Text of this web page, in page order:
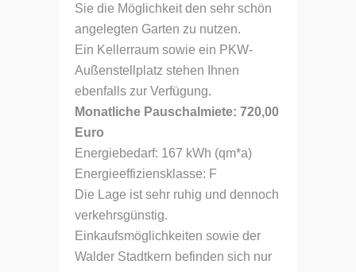
Sie die Möglichkeit den sehr schön
angelegten Garten zu nutzen.
Ein Kellerraum sowie ein PKW-
Außenstellplatz stehen Ihnen
ebenfalls zur Verfügung.
Monatliche Pauschalmiete: 720,00
Euro
Energiebedarf: 167 kWh (qm*a)
Energieeffiziensklasse: F
Die Lage ist sehr ruhig und dennoch
verkehrsgünstig.
Einkaufsmöglichkeiten sowie der
Walder Stadtkern befinden sich nur